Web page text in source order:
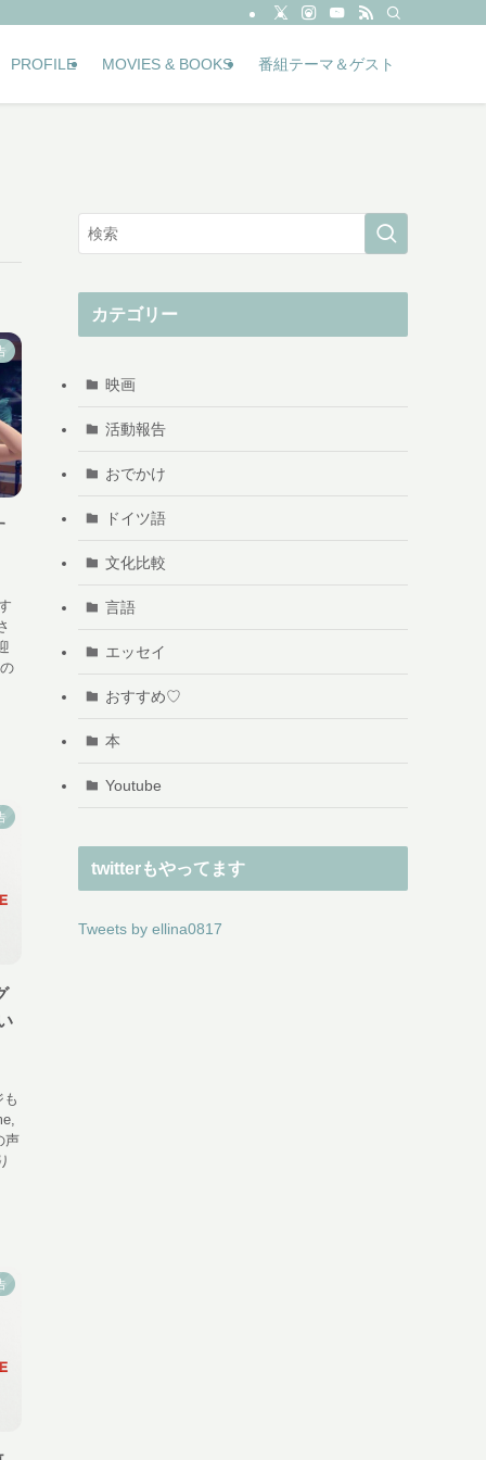
PROFILE MOVIES & BOOKS 番組テーマ＆ゲスト
声
カテゴリー
映画
活動報告
おでかけ
ドイツ語
文化比較
言語
エッセイ
おすすめ♡
本
Youtube
twitterもやってます
Tweets by ellina0817